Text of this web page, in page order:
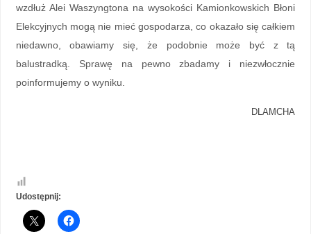
wzdłuż Alei Waszyngtona na wysokości Kamionkowskich Błoni
Elekcyjnych mogą nie mieć gospodarza, co okazało się całkiem
niedawno, obawiamy się, że podobnie może być z tą
balustradką. Sprawę na pewno zbadamy i niezwłocznie
poinformujemy o wyniku.
DLAMCHA
Udostępnij: